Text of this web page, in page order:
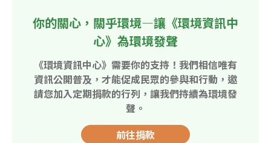
你的關心，關乎環境—讓《環境資訊中
心》為環境發聲
《環境資訊中心》需要你的支持！我們相信唯有
資訊公開普及，才能促成民眾的參與和行動，邀
請您加入定期捐款的行列，讓我們持續為環境發
聲。
前往捐款